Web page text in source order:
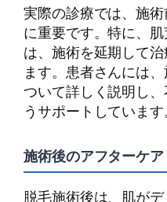
実際の診療では、施
に重要です。特に、
は、施術を延期して
ます。患者さんには
ついて詳しく説明し
うサポートしています
施術後のアフターケア
脱毛施術後は、肌が